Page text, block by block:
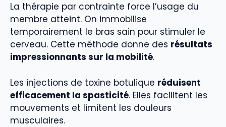
La thérapie par contrainte force l’usage du
membre atteint. On immobilise
temporairement le bras sain pour stimuler le
cerveau. Cette méthode donne des résultats
impressionnants sur la mobilité.
Les injections de toxine botulique réduisent
efficacement la spasticité. Elles facilitent les
mouvements et limitent les douleurs
musculaires.